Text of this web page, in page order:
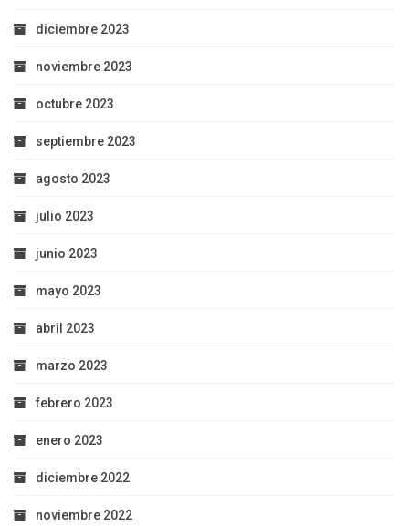
diciembre 2023
noviembre 2023
octubre 2023
septiembre 2023
agosto 2023
julio 2023
junio 2023
mayo 2023
abril 2023
marzo 2023
febrero 2023
enero 2023
diciembre 2022
noviembre 2022